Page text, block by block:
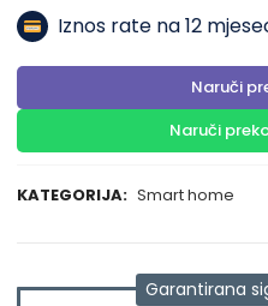
Iznos rate na 12
Naruči
Naruči
KATEGORIJA: Smart home
Garantirana